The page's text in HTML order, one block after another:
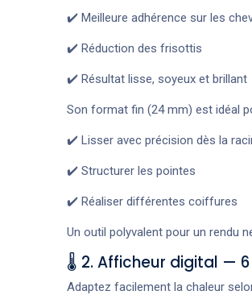
✔️ Meilleure adhérence sur les
✔️ Réduction des frisottis
✔️ Résultat lisse, soyeux et brillant
Son format fin (24 mm) est idéal
✔️ Lisser avec précision dès la
✔️ Structurer les pointes
✔️ Réaliser différentes coiffures
Un outil polyvalent pour un rendu
🌡️ 2. Afficheur digital —
Adaptez facilement la chaleur